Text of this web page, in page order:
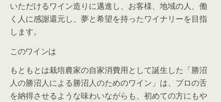
いただけるワイン造りに邁進し、お客様、地域の人、働
く人に感謝還元し、夢と希望を持ったワイナリーを目指
します。
このワインは
もともとは栽培農家の自家消費用として誕生した「勝沼
人の勝沼人による勝沼人のためのワイン」は、プロの舌
を納得させるような味わいながらも、初めての方にもや